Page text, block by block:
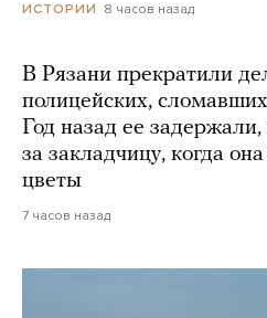
ИСТОРИИ 8 часов назад
В Рязани прекратили
полицейских,
Год назад ее
за закладчицу, когда
цветы
7 часов назад